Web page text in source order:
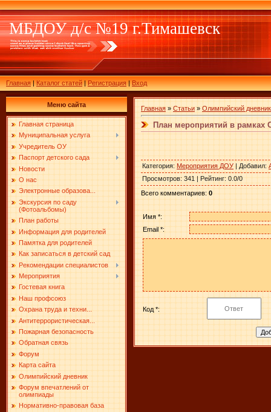
МБДОУ д/с №19 г.Тимашевск
Главная|Каталог статей|Регистрация|Вход
Меню сайта
Главная страница
Муниципальная услуга
Учредитель ОУ
Паспорт детского сада
Новости
О нас
Электронные образова...
Экскурсия по саду
(Фотоальбомы)
План работы
Информация для родителей
Памятка для родителей
Как записаться в детский сад
Рекомендации специалистов
Мероприятия
Гостевая книга
Наш профсоюз
Охрана труда и техни...
Антитеррористическая...
Пожарная безопасность
Обратная связь
Форум
Карта сайта
Олимпийский дневник
Форум впечатлений от
олимпиады
Нормативно-правовая база
Главная » Статьи » Олимпийский дневник
План мероприятий в рамках
Категория: Мероприятия ДОУ | Добавил:
Просмотров: 341 | Рейтинг: 0.0/0
Всего комментариев: 0
Имя *:
Email *:
Код *: